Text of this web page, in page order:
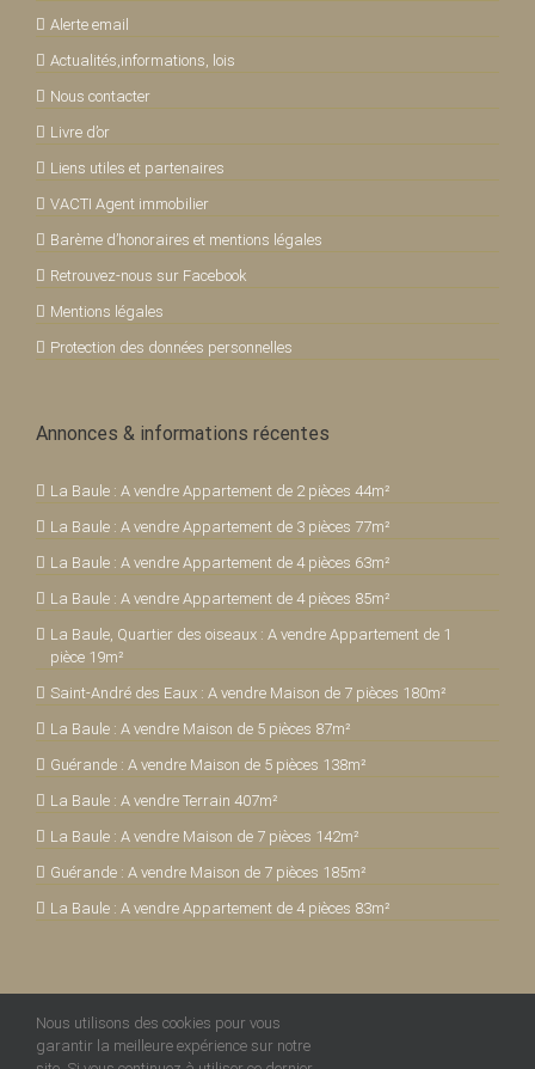
Alerte email
Actualités,informations, lois
Nous contacter
Livre d’or
Liens utiles et partenaires
VACTI Agent immobilier
Barème d’honoraires et mentions légales
Retrouvez-nous sur Facebook
Mentions légales
Protection des données personnelles
Annonces & informations récentes
La Baule : A vendre Appartement de 2 pièces 44m²
La Baule : A vendre Appartement de 3 pièces 77m²
La Baule : A vendre Appartement de 4 pièces 63m²
La Baule : A vendre Appartement de 4 pièces 85m²
La Baule, Quartier des oiseaux : A vendre Appartement de 1
pièce 19m²
Saint-André des Eaux : A vendre Maison de 7 pièces 180m²
La Baule : A vendre Maison de 5 pièces 87m²
Guérande : A vendre Maison de 5 pièces 138m²
La Baule : A vendre Terrain 407m²
La Baule : A vendre Maison de 7 pièces 142m²
Guérande : A vendre Maison de 7 pièces 185m²
La Baule : A vendre Appartement de 4 pièces 83m²
Nous utilisons des cookies pour vous
garantir la meilleure expérience sur notre